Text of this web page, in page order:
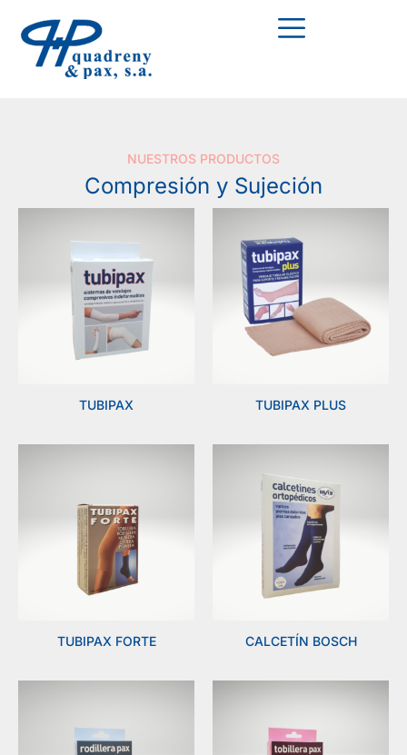
NUESTROS PRODUCTOS
Compresión y Sujeción
TUBIPAX TUBIPAX PLUS
TUBIPAX FORTE CALCETÍN BOSCH